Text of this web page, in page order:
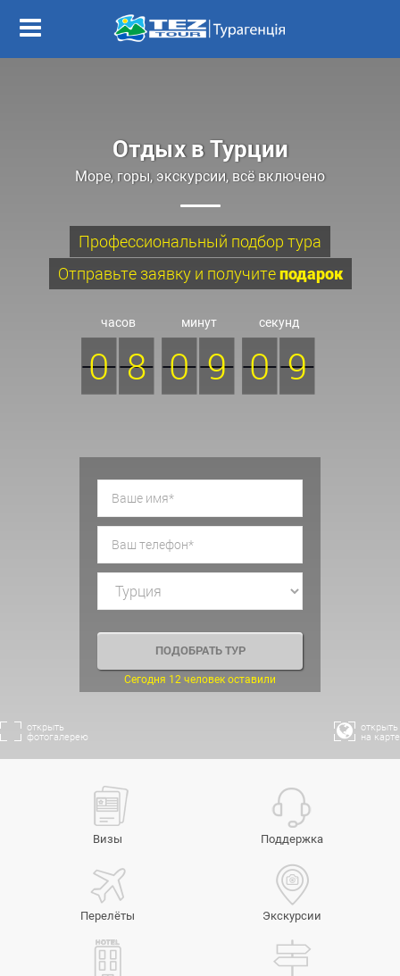
Отдых в Турции
Море, горы, экскурсии, всё включено
Профессиональный подбор тура
Отправьте заявку и получитеподарок
часов
0 8
минут
0 9
секунд
0 7
8
Сегодня 12 человек оставили
открыть
фотогалерею
открыть
на карте
Визы Поддержка
Перелёты Экскурсии